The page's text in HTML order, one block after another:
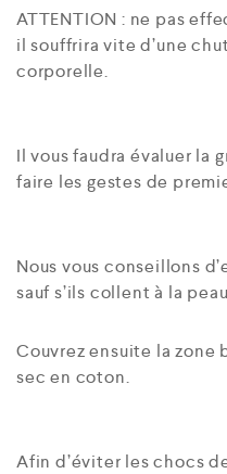
ATTENTION : ne pas
il souffrira vite d’une
corporelle.
Il vous faudra évaluer la
faire les gestes de
Nous vous conseillons
sauf s’ils collent à la
Couvrez ensuite la zone
sec en coton.
Afin d’éviter les chocs